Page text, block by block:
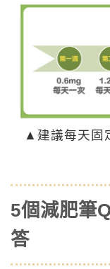
▲建議每天固
5個減肥筆
答